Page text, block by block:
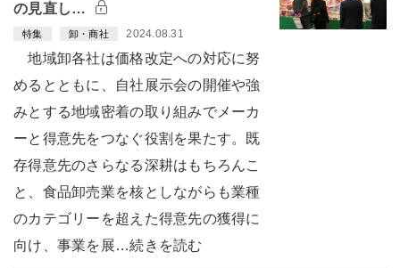
の見直し…
特集 卸・商社 2024.08.31
地域卸各社は価格改定への対応に努
めるとともに、自社展示会の開催や強
みとする地域密着の取り組みでメーカ
ーと得意先をつなぐ役割を果たす。既
存得意先のさらなる深耕はもちろんこ
と、食品卸売業を核としながらも業種
のカテゴリーを超えた得意先の獲得に
向け、事業を展…続きを読む